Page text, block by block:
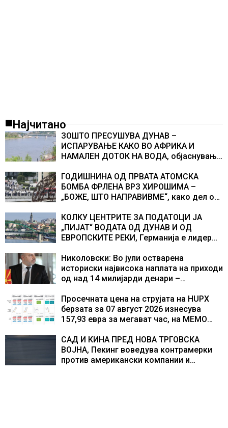
Најчитано
ЗОШТО ПРЕСУШУВА ДУНАВ –
ИСПАРУВАЊЕ КАКО ВО АФРИКА И
НАМАЛЕН ДОТОК НА ВОДА, објаснување
ГОДИШНИНА ОД ПРВАТА АТОМСКА
БОМБА ФРЛЕНА ВРЗ ХИРОШИМА –
„БОЖЕ, ШТО НАПРАВИВМЕ“, како дел од
учесниците во бомбардирањето го
доживуваа овој настан што го промени
текот на историјата
КОЛКУ ЦЕНТРИТЕ ЗА ПОДАТОЦИ ЈА
„ПИЈАТ“ ВОДАТА ОД ДУНАВ И ОД
ЕВРОПСКИТЕ РЕКИ, Германија е лидер
центри за податоци
Николовски: Во јули остварена
историски највисока наплата на приходи
од над 14 милијарди денари –
резултати
Просечната цена на струјата на HUPX
берзата за 07 август 2026 изнесува
157,93 евра за мегават час, на МЕМО
САД И КИНА ПРЕД НОВА ТРГОВСКА
ВОЈНА, Пекинг воведува контрамерки
против американски компании и